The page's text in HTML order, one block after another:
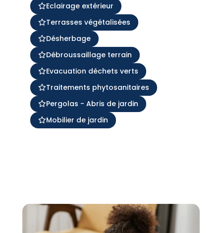
Eclairage extérieur
Terrasses végétalisées
Désherbage
Débroussaillage terrain
Evacuation déchets verts
Traitements phytosanitaires
Pergolas - Abris de jardin
Mobilier de jardin